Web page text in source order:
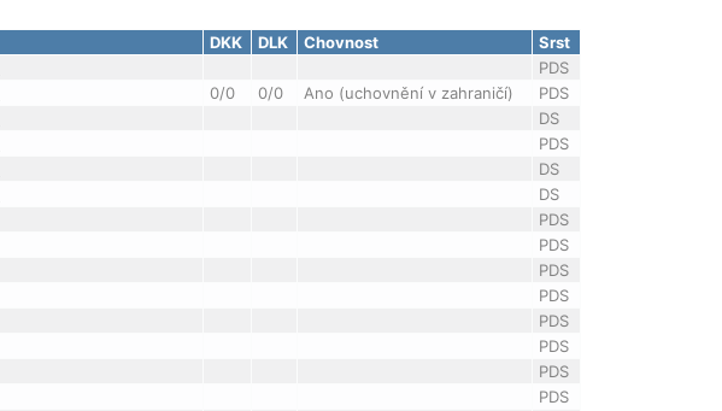
DKK DLK Chovnost
Srst
PDS
0/0 0/0 Ano (uchovnění v zahraničí)
PDS
DS
PDS
DS
DS
PDS
PDS
PDS
PDS
PDS
PDS
PDS
PDS